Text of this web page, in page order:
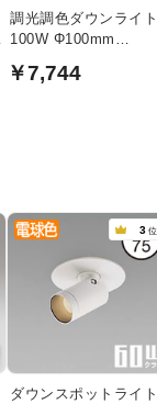
調光調色ダウンライ
100W Φ100mm
￥7,744
3 位
ダウンスポットライ